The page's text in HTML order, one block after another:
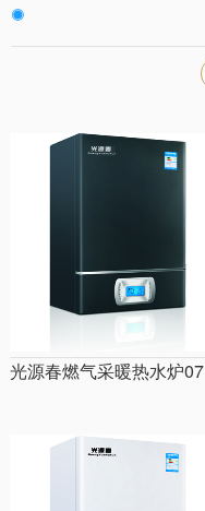
光源春燃气采暖热水炉07